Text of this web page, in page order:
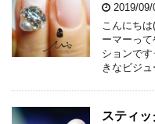
2019/09/
こんにち
ーマーっ
ションで
きなビジ
スティ